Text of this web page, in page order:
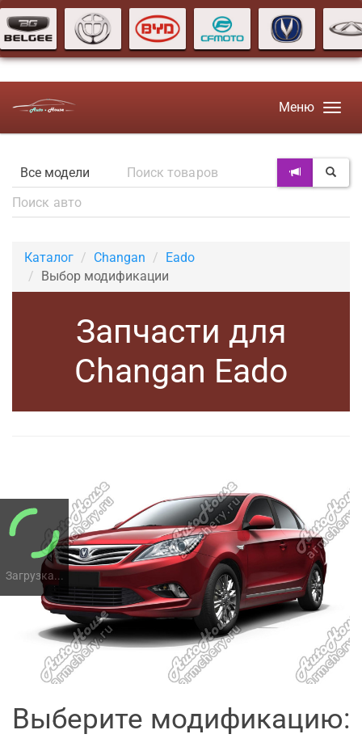
Загрузка...
Меню
Каталог Changan
Eado
Выбор модификации
Запчасти для
Changan Eado
Выберите модификацию: